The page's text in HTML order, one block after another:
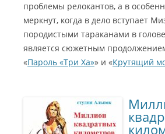
проблемы релокантов, а в
меркнут, когда в дело вступает
породистыми тараканами в
является сюжетным
«Пароль «Три Ха»» и «Крутящий